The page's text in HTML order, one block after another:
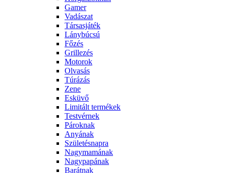
Gamer
Vadászat
Társasjáték
Lánybúcsú
Főzés
Grillezés
Motorok
Olvasás
Túrázás
Zene
Esküvő
Limitált termékek
Testvérnek
Pároknak
Anyának
Születésnapra
Nagymamának
Nagypapának
Barátnak